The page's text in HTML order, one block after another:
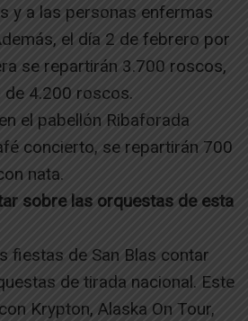
y a las personas enfermas
el día 2 de febrero por
se repartirán 3.700 roscos,
de 4.200 roscos.
el pabellón Ribaforada
concierto, se repartirán 700
nata.
sobre las orquestas de esta
fiestas de San Blas contar
de tirada nacional. Este
Krypton, Alaska On Tour,